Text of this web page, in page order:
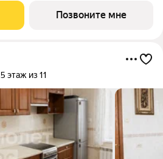
Позвоните мне
5 этаж из 11